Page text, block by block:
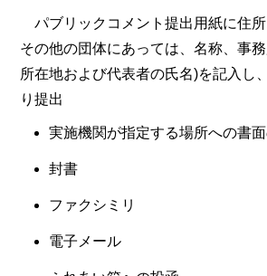
パブリックコメント提出用紙に住所
その他の団体にあっては、名称、事
所在地および代表者の氏名)を記入し
り提出
実施機関が指定する場所への書
封書
ファクシミリ
電子メール